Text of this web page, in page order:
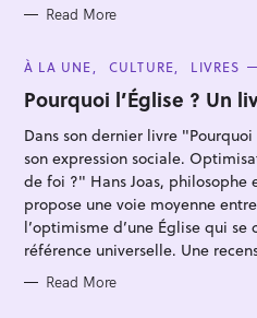
S Read More
C
T
E
O
I
E
S
À LA UNE CULTURE LIVRES
Pourquoi l’Église ? Un
Dans son dernier livre
son expression sociale.
de foi ?" Hans Joas, philosophe
propose une voie moyenne
l’optimisme d’une Église qui
référence universelle. Une
Read More